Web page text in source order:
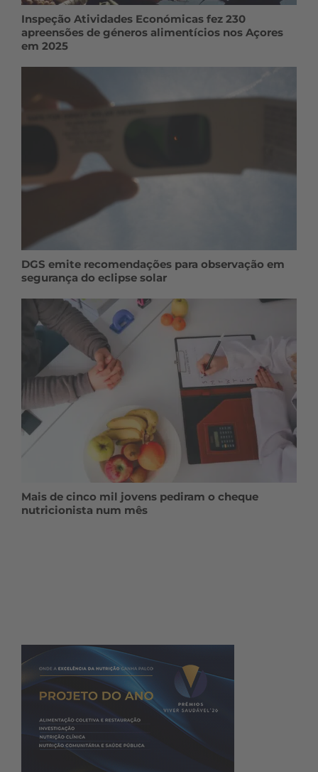
Inspeção Atividades Económicas fez 230
apreensões de géneros alimentícios nos Açores
em 2025
DGS emite recomendações para observação em
segurança do eclipse solar
Mais de cinco mil jovens pediram o cheque
nutricionista num mês